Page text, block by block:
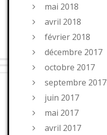
mai 2018
avril 2018
février 2018
décembre 2017
octobre 2017
septembre 2017
juin 2017
mai 2017
avril 2017